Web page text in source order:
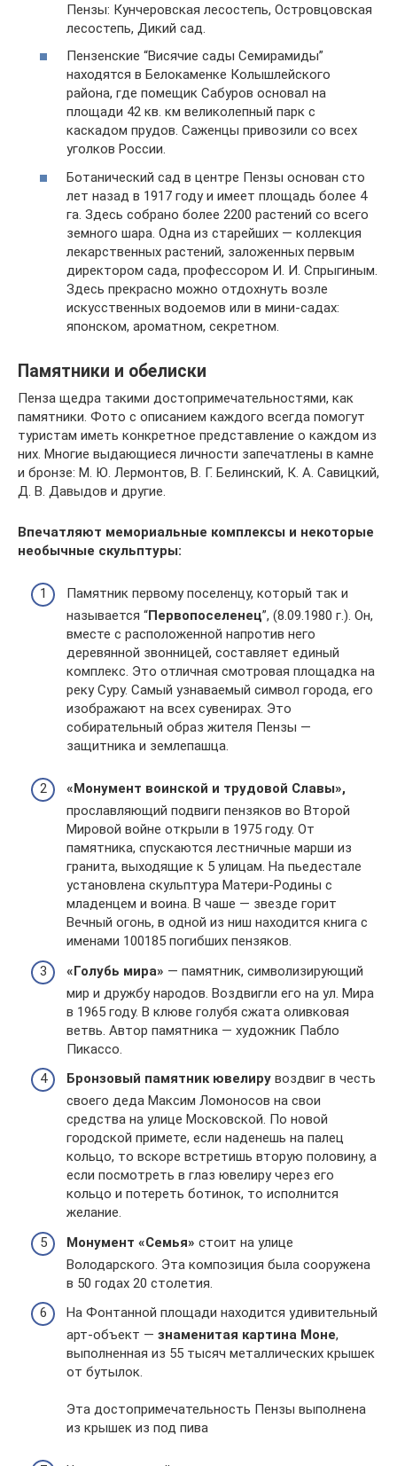
Пензы: Кунчеровская лесостепь, Островцовская
лесостепь, Дикий сад.
Пензенские “Висячие сады Семирамиды”
находятся в Белокаменке Колышлейского
района, где помещик Сабуров основал на
площади 42 кв. км великолепный парк с
каскадом прудов. Саженцы привозили со всех
уголков России.
Ботанический сад в центре Пензы основан сто
лет назад в 1917 году и имеет площадь более 4
га. Здесь собрано более 2200 растений со всего
земного шара. Одна из старейших — коллекция
лекарственных растений, заложенных первым
директором сада, профессором И. И. Спрыгиным.
Здесь прекрасно можно отдохнуть возле
искусственных водоемов или в мини-садах:
японском, ароматном, секретном.
Памятники и обелиски
Пенза щедра такими достопримечательностями, как
памятники. Фото с описанием каждого всегда помогут
туристам иметь конкретное представление о каждом из
них. Многие выдающиеся личности запечатлены в камне
и бронзе: М. Ю. Лермонтов, В. Г. Белинский, К. А. Савицкий,
Д. В. Давыдов и другие.
Впечатляют мемориальные комплексы и некоторые
необычные скульптуры:
Памятник первому поселенцу, который так и
называется “Первопоселенец”, (8.09.1980 г.). Он,
вместе с расположенной напротив него
деревянной звонницей, составляет единый
комплекс. Это отличная смотровая площадка на
реку Суру. Самый узнаваемый символ города, его
изображают на всех сувенирах. Это
собирательный образ жителя Пензы —
защитника и землепашца.
«Монумент воинской и трудовой Славы»,
прославляющий подвиги пензяков во Второй
Мировой войне открыли в 1975 году. От
памятника, спускаются лестничные марши из
гранита, выходящие к 5 улицам. На пьедестале
установлена скульптура Матери-Родины с
младенцем и воина. В чаше — звезде горит
Вечный огонь, в одной из ниш находится книга с
именами 100185 погибших пензяков.
«Голубь мира» — памятник, символизирующий
мир и дружбу народов. Воздвигли его на ул. Мира
в 1965 году. В клюве голубя сжата оливковая
ветвь. Автор памятника — художник Пабло
Пикассо.
Бронзовый памятник ювелиру воздвиг в честь
своего деда Максим Ломоносов на свои
средства на улице Московской. По новой
городской примете, если наденешь на палец
кольцо, то вскоре встретишь вторую половину, а
если посмотреть в глаз ювелиру через его
кольцо и потереть ботинок, то исполнится
желание.
Монумент «Семья» стоит на улице
Володарского. Эта композиция была сооружена
в 50 годах 20 столетия.
На Фонтанной площади находится удивительный
арт-объект — знаменитая картина Моне,
выполненная из 55 тысяч металлических крышек
от бутылок.
Эта достопримечательность Пензы выполнена
из крышек из под пива